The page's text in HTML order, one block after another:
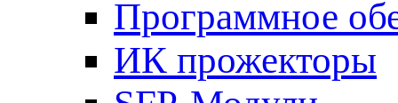
Программное
ИК прожекторы